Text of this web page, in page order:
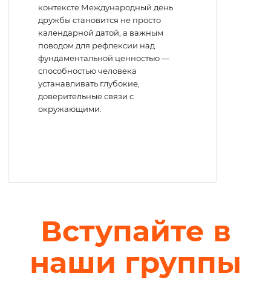
контексте Международный день
дружбы становится не просто
календарной датой, а важным
поводом для рефлексии над
фундаментальной ценностью —
способностью человека
устанавливать глубокие,
доверительные связи с
окружающими.
Вступайте в
наши группы